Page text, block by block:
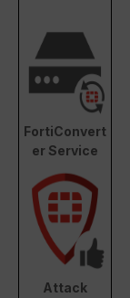
FortiConvert
er Service
Attack